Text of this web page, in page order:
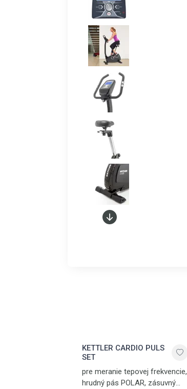
KETTLER CARDIO PULS
SET
pre meranie tepovej frekvencie,
hrudný pás POLAR, zásuvný